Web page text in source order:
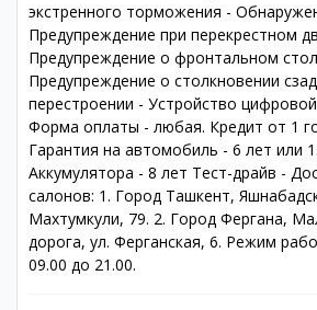
экстренного торможения -
Предупреждение при перекрестном
Предупреждение о фронтальном
Предупреждение о столкновении
перестроении - Устройство
Форма оплаты - любая. Кредит от 1
Гарантия на автомобиль - 6 лет или
Аккумулятора - 8 лет Тест-драйв -
салонов: 1. Город Ташкент,
Махтумкули, 79. 2. Город Фергана,
дорога, ул. Ферганская, 6. Режим
09.00 до 21.00.